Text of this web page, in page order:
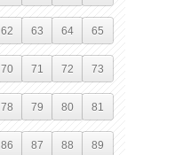
62 63 64 65
70 71 72 73
78 79 80 81
86 87 88 89